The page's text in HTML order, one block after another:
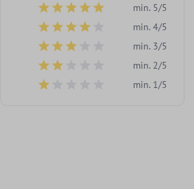
Aggiungi filtro: Valutazione minima
min. 5/5
Aggiungi filtro: Valutazione minima
min. 4/5
Aggiungi filtro: Valutazione minima
min. 3/5
Aggiungi filtro: Valutazione minima
min. 2/5
Aggiungi filtro: Valutazione minima
min. 1/5